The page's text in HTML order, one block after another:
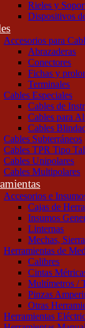
Rieles y
Dispositivos
Accesorios para
Abrazaderas
Conectores
Fichas y
Terminales
Cables Especiales
Cables de
Cables para
Cables
Cables Subterráneos
Cables TPR Tipo
Cables Unipolares
Cables Multipolares
Accesorios e
Cajas de
Insumos
Linternas
Mechas,
Herramientas de
Calibres
Cintas
Multímetros /
Pinzas
Otras
Herramientas